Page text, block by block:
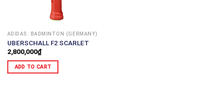
ADIDAS: BADMINTON (GERMANY)
UBERSCHALL F2 SCARLET
2,800,000₫
ADD TO CART